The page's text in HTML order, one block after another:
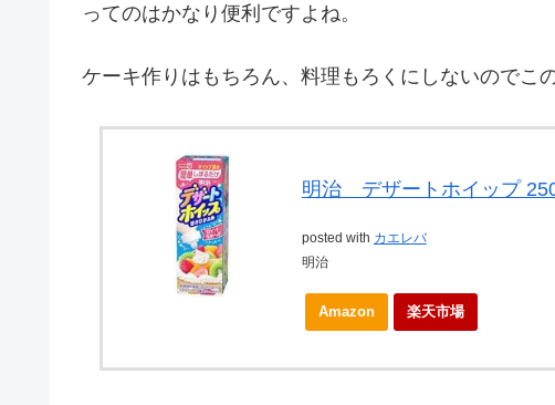
ってのはかなり便利ですよね。
ケーキ作りはもちろん、料理もろくにしないのでこ
明治 デザートホイップ
posted with カエレバ
明治
Amazon 楽天市場